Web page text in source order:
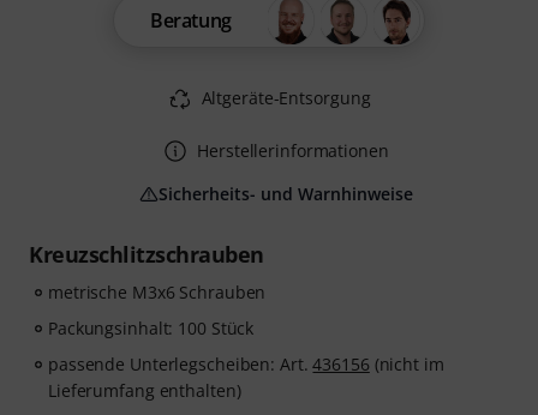
Kreuzschlitzschrauben
metrische M3x6 Schrauben
Packungsinhalt: 100 Stück
passende Unterlegscheiben: Art.436156 (nicht im
Lieferumfang enthalten)
Beratung
Altgeräte-Entsorgung
Herstellerinformationen
Sicherheits- und Warnhinweise